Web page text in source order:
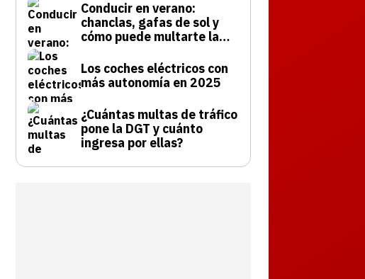
Conducir en verano:
chanclas, gafas de sol y
cómo puede multarte la
Los coches eléctricos con
más autonomía en 2025
¿Cuántas multas de tráfico
pone la DGT y cuánto
ingresa por ellas?